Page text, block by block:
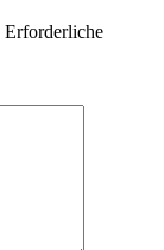
Erforderliche